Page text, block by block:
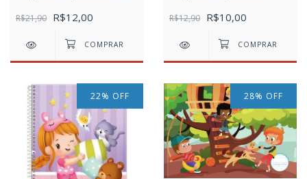
R$21,90 R$12,00 R$12,90 R$10,00
22% OFF 28% OFF